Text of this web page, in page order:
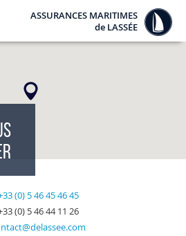
ASSURANCES MARITIMES
de LASSÉE
(0) 5 46 45 46 45
(0) 5 46 44 11 26